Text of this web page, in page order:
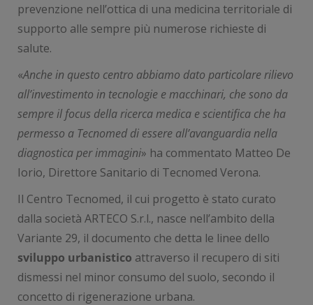
prevenzione nell’ottica di una medicina territoriale di
supporto alle sempre più numerose richieste di
salute.
«Anche in questo centro abbiamo dato particolare rilievo
all’investimento in tecnologie e macchinari, che sono da
sempre il focus della ricerca medica e scientifica che ha
permesso a Tecnomed di essere all’avanguardia nella
diagnostica per immagini» ha commentato Matteo De
Iorio, Direttore Sanitario di Tecnomed Verona.
Il Centro Tecnomed, il cui progetto è stato curato
dalla società ARTECO S.r.l., nasce nell’ambito della
Variante 29, il documento che detta le linee dello
sviluppo urbanistico attraverso il recupero di siti
dismessi nel minor consumo del suolo, secondo il
concetto di rigenerazione urbana.